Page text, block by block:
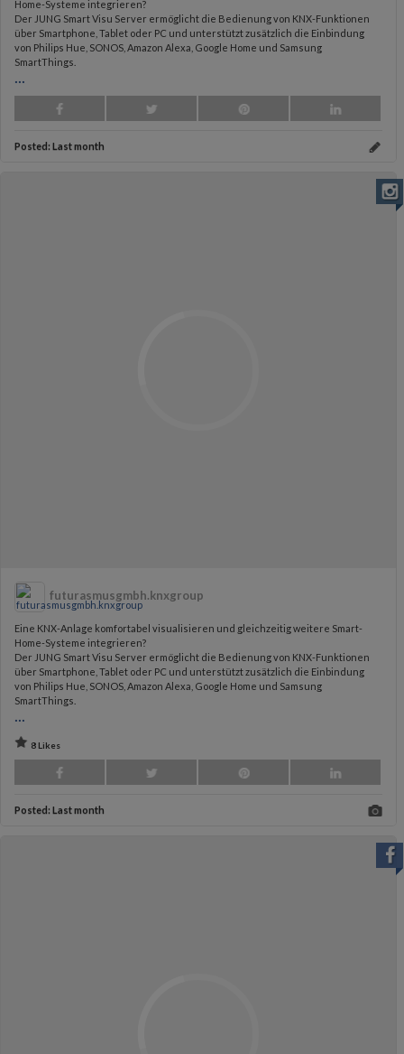
Home-Systeme integrieren?
Der JUNG Smart Visu Server ermöglicht die Bedienung von KNX-Funktionen
über Smartphone, Tablet oder PC und unterstützt zusätzlich die Einbindung
von Philips Hue, SONOS, Amazon Alexa, Google Home und Samsung
SmartThings.
...
Posted: Last month
futurasmusgmbh.knxgroup
Eine KNX-Anlage komfortabel visualisieren und gleichzeitig weitere Smart-
Home-Systeme integrieren?
Der JUNG Smart Visu Server ermöglicht die Bedienung von KNX-Funktionen
über Smartphone, Tablet oder PC und unterstützt zusätzlich die Einbindung
von Philips Hue, SONOS, Amazon Alexa, Google Home und Samsung
SmartThings.
...
8 Likes
Posted: Last month